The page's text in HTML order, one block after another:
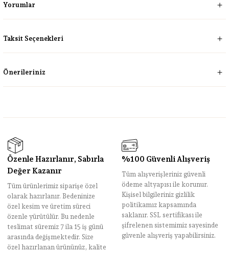
Yorumlar
Taksit Seçenekleri
Önerileriniz
Özenle Hazırlanır, Sabırla
Değer Kazanır
Tüm ürünlerimiz siparişe özel
olarak hazırlanır. Bedeninize
özel kesim ve üretim süreci
özenle yürütülür. Bu nedenle
teslimat süremiz 7 ila 15 iş günü
arasında değişmektedir. Size
özel hazırlanan ürününüz, kalite
%100 Güvenli Alışveriş
Tüm alışverişleriniz güvenli
ödeme altyapısı ile korunur.
Kişisel bilgileriniz gizlilik
politikamız kapsamında
saklanır. SSL sertifikası ile
şifrelenen sistemimiz sayesinde
güvenle alışveriş yapabilirsiniz.